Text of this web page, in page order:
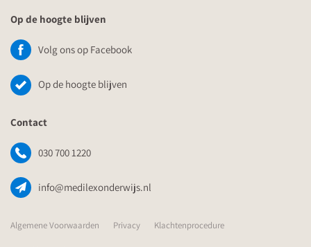
Op de hoogte blijven
Volg ons op Facebook
Op de hoogte blijven
Contact
030 700 1220
info@medilexonderwijs.nl
Algemene Voorwaarden Privacy Klachtenprocedure